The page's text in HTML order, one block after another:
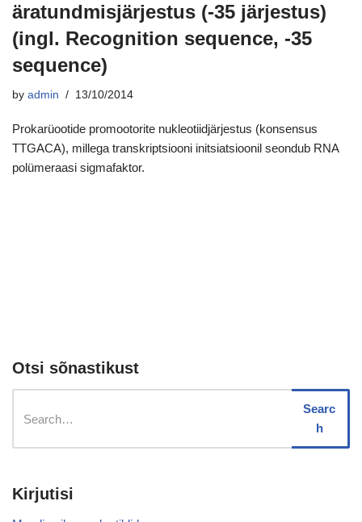
äratundmisjärjestus (-35 järjestus)
(ingl. Recognition sequence, -35
sequence)
by admin 13/10/2014
Prokarüootide promootorite nukleotiidjärjestus (konsensus
TTGACA), millega transkriptsiooni initsiatsioonil seondub RNA
polümeraasi sigmafaktor.
Otsi sõnastikust
Searc
h
Kirjutisi